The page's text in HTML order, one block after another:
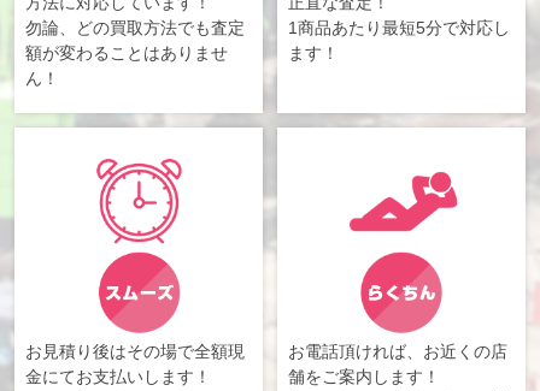
勿論、どの買取方法でも査定
額が変わることはありませ
ん！
1商品あたり最短5分で対応し
ます！
お見積り後はその場で全額現
金にてお支払いします！
お電話頂ければ、お近くの店
舗をご案内します！